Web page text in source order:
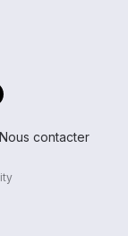
Nous contacter